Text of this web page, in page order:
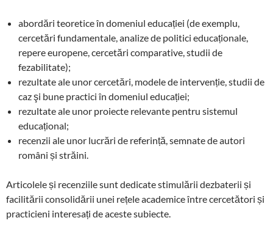
abordări teoretice în domeniul educației (de exemplu,
cercetări fundamentale, analize de politici educaționale,
repere europene, cercetări comparative, studii de
fezabilitate);
rezultate ale unor cercetări, modele de intervenție, studii de
caz şi bune practici în domeniul educației;
rezultate ale unor proiecte relevante pentru sistemul
educațional;
recenzii ale unor lucrări de referință, semnate de autori
români și străini.
Articolele și recenziile sunt dedicate stimulării dezbaterii și
facilitării consolidării unei rețele academice între cercetători și
practicieni interesați de aceste subiecte.